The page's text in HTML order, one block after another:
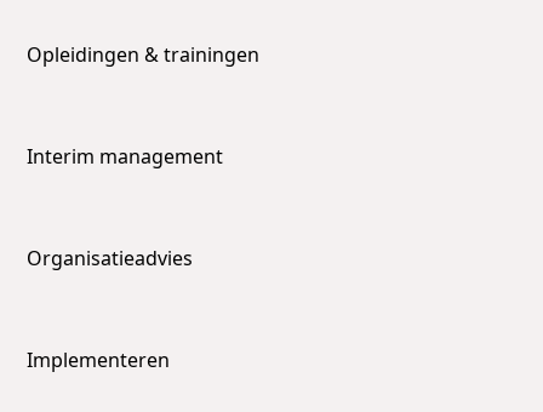
Opleidingen & trainingen
Interim management
Organisatieadvies
Implementeren